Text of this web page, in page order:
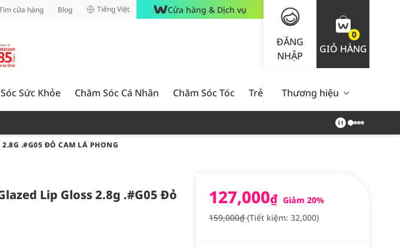
cửa hàng Blog Tiếng Việt Cửa hàng & Dịch vụ
ĐĂNG
NHẬP
0
GIỎ HÀNG
Sức Khỏe Chăm Sóc Cá Nhân Chăm Sóc Tóc Trẻ Em Nam Giới Chăm Sóc
Thương hiệu
2.8G .#G05 ĐỎ CAM LÁ PHONG
Lip Gloss 2.8g .#G05 Đỏ
127,000₫ Giảm 20%
159,000₫(Tiết kiệm: 32,000)